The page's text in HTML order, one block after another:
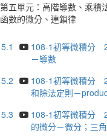
第五單元：高階導數、乘積
函數的微分、連鎖律
5.1
108-1初等微積分
－導數
5.2
108-1初等微積分
和除法定則－
5.3
108-1初等微積分
的微分－微分；三